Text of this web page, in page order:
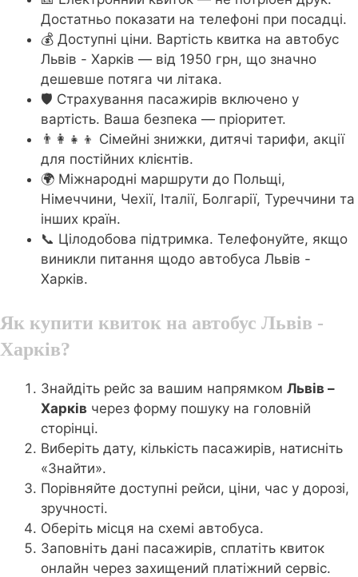
Достатньо показати на телефоні при посадці.
💰 Доступні ціни. Вартість квитка на автобус
Львів - Харків — від 1950 грн, що значно
дешевше потяга чи літака.
🛡️ Страхування пасажирів включено у
вартість. Ваша безпека — пріоритет.
👨‍👩‍👧‍👦 Сімейні знижки, дитячі тарифи, акції
для постійних клієнтів.
🌍 Міжнародні маршрути до Польщі,
Німеччини, Чехії, Італії, Болгарії, Туреччини та
інших країн.
📞 Цілодобова підтримка. Телефонуйте, якщо
виникли питання щодо автобуса Львів -
Харків.
Як купити квиток на автобус Львів -
Харків?
Знайдіть рейс за вашим напрямком Львів –
Харків через форму пошуку на головній
сторінці.
Виберіть дату, кількість пасажирів, натисніть
«Знайти».
Порівняйте доступні рейси, ціни, час у дорозі,
зручності.
Оберіть місця на схемі автобуса.
Заповніть дані пасажирів, сплатіть квиток
онлайн через захищений платіжний сервіс.